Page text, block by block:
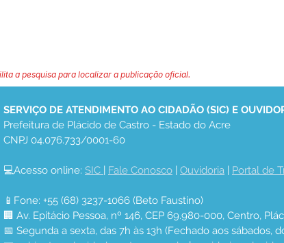
a pesquisa para localizar a publicação oficial.
SERVIÇO DE ATENDIMENTO AO CIDADÃO (SIC) E
Prefeitura de Plácido de Castro - Estado do Acre
CNPJ 04.076.733/0001-60
💻Acesso online: SIC | Fale Conosco | Ouvidoria | Portal de
📱Fone: +55 (68) 3237-1066 (Beto Faustino)
🏢 Av. Epitácio Pessoa, nº 146, CEP 69.980-000, Centro,
📅 Segunda a sexta, das 7h às 13h (Fechado aos sábados,